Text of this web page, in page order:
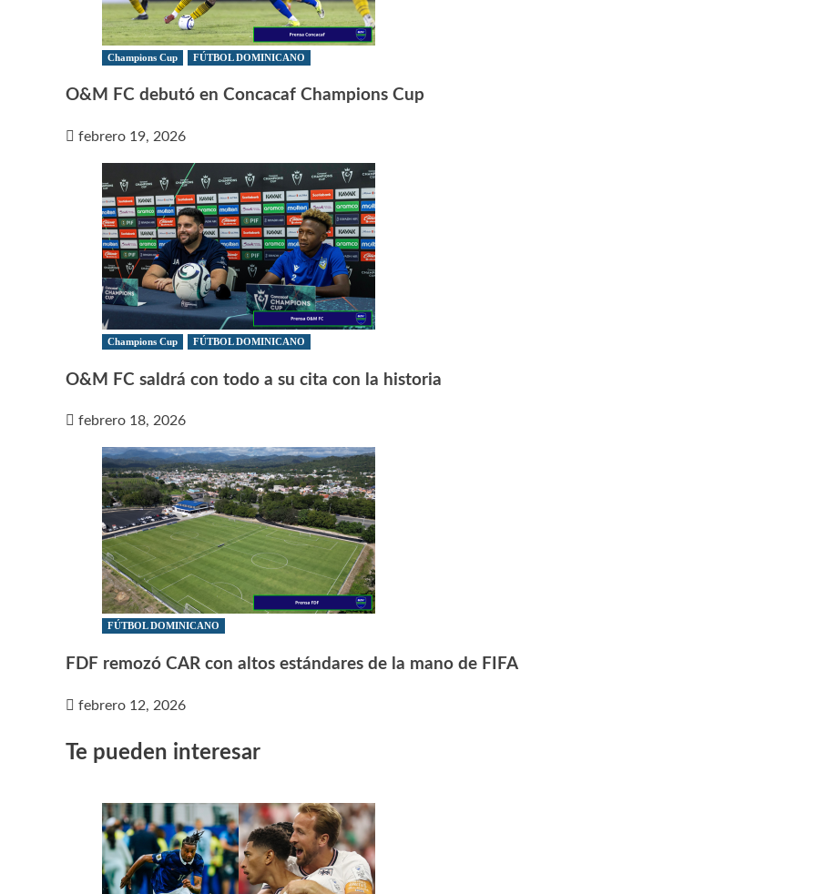
Champions Cup FÚTBOL DOMINICANO
O&M FC debutó en Concacaf Champions Cup
febrero 19, 2026
Champions Cup FÚTBOL DOMINICANO
O&M FC saldrá con todo a su cita con la historia
febrero 18, 2026
FÚTBOL DOMINICANO
FDF remozó CAR con altos estándares de la mano de FIFA
febrero 12, 2026
Te pueden interesar